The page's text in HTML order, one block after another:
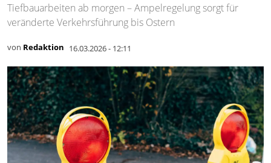
Tiefbauarbeiten ab morgen – Ampelregelung sorgt für
veränderte Verkehrsführung bis Ostern
von Redaktion 16.03.2026 - 12:11